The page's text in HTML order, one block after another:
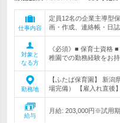
仕事内容
定員12名の企業主導型
画・作成、連絡帳・日
対象と
なる方
《必須》■ 保育士資格
稚園での勤務経験をお
勤務地
【ふたば保育園】 新潟
場完備） 【雇入れ直後
給与
月給: 203,000円※試用